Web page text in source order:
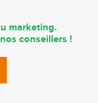
marketing.
conseillers !